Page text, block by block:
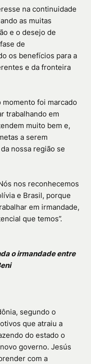
na continuidade
as muitas
e o desejo de
de
os benefícios para a
e da fronteira
momento foi marcado
trabalhando em
muito bem e,
a serem
nossa região se
nos reconhecemos
e Brasil, porque
em irmandade,
que temos”.
o irmandade entre
segundo o
que atraiu a
do estado o
governo. Jesús
com a